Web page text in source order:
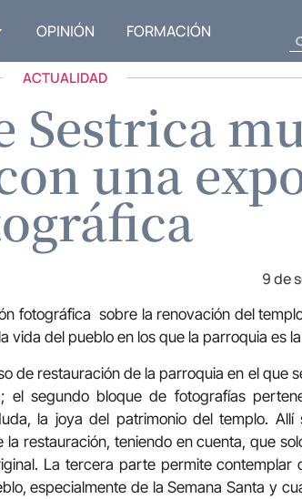
OPINIÓN FORMACIÓN
ACTUALIDAD
Sestrica
una
9 de
fotográfica sobre la renovación del
vida del pueblo en los que la parroquia es
de restauración de la parroquia en el que
segundo bloque de fotografías
la joya del patrimonio del templo.
restauración, teniendo en cuenta, que
La tercera parte permite contemplar
especialmente de la Semana Santa y